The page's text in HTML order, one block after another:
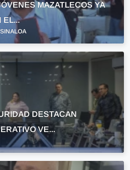
MAZATLECOS YA
EL...
DESTACAN
VE...